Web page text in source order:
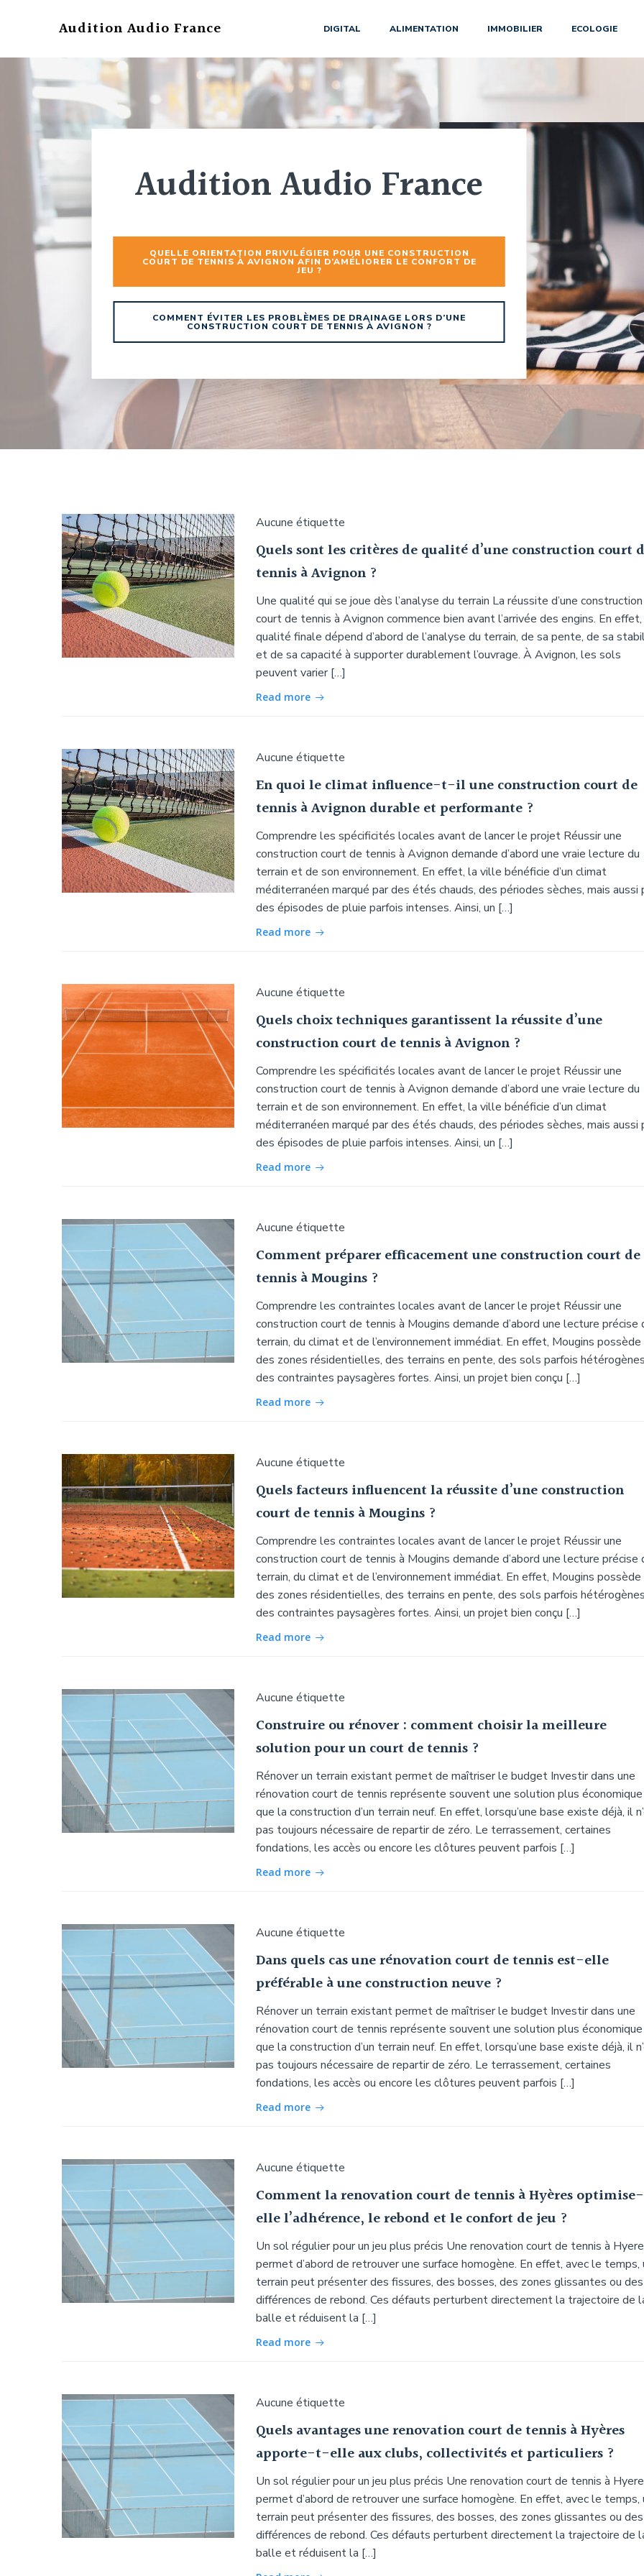
Audition Audio France DIGITAL ALIMENTATION IMMOBILIER ECOLOGIE
Audition Audio France
QUELLE ORIENTATION PRIVILÉGIER POUR UNE CONSTRUCTION
COURT DE TENNIS À AVIGNON AFIN D’AMÉLIORER LE CONFORT DE
JEU ?
COMMENT ÉVITER LES PROBLÈMES DE DRAINAGE LORS D’UNE
CONSTRUCTION COURT DE TENNIS À AVIGNON ?
Aucune étiquette
Quels sont les critères de qualité d’une construction court
tennis à Avignon ?
Une qualité qui se joue dès l’analyse du terrain La réussite d’une construction
court de tennis à Avignon commence bien avant l’arrivée des engins. En
qualité finale dépend d’abord de l’analyse du terrain, de sa pente, de sa
et de sa capacité à supporter durablement l’ouvrage. À Avignon, les sols
peuvent varier […]
Read more
Aucune étiquette
En quoi le climat influence-t-il une construction court de
tennis à Avignon durable et performante ?
Comprendre les spécificités locales avant de lancer le projet Réussir une
construction court de tennis à Avignon demande d’abord une vraie lecture du
terrain et de son environnement. En effet, la ville bénéficie d’un climat
méditerranéen marqué par des étés chauds, des périodes sèches, mais aussi
des épisodes de pluie parfois intenses. Ainsi, un […]
Read more
Aucune étiquette
Quels choix techniques garantissent la réussite d’une
construction court de tennis à Avignon ?
Comprendre les spécificités locales avant de lancer le projet Réussir une
construction court de tennis à Avignon demande d’abord une vraie lecture du
terrain et de son environnement. En effet, la ville bénéficie d’un climat
méditerranéen marqué par des étés chauds, des périodes sèches, mais aussi
des épisodes de pluie parfois intenses. Ainsi, un […]
Read more
Aucune étiquette
Comment préparer efficacement une construction court de
tennis à Mougins ?
Comprendre les contraintes locales avant de lancer le projet Réussir une
construction court de tennis à Mougins demande d’abord une lecture précise
terrain, du climat et de l’environnement immédiat. En effet, Mougins possède
des zones résidentielles, des terrains en pente, des sols parfois
des contraintes paysagères fortes. Ainsi, un projet bien conçu […]
Read more
Aucune étiquette
Quels facteurs influencent la réussite d’une construction
court de tennis à Mougins ?
Comprendre les contraintes locales avant de lancer le projet Réussir une
construction court de tennis à Mougins demande d’abord une lecture précise
terrain, du climat et de l’environnement immédiat. En effet, Mougins possède
des zones résidentielles, des terrains en pente, des sols parfois
des contraintes paysagères fortes. Ainsi, un projet bien conçu […]
Read more
Aucune étiquette
Construire ou rénover : comment choisir la meilleure
solution pour un court de tennis ?
Rénover un terrain existant permet de maîtriser le budget Investir dans une
rénovation court de tennis représente souvent une solution plus économique
que la construction d’un terrain neuf. En effet, lorsqu’une base existe déjà, il
pas toujours nécessaire de repartir de zéro. Le terrassement, certaines
fondations, les accès ou encore les clôtures peuvent parfois […]
Read more
Aucune étiquette
Dans quels cas une rénovation court de tennis est-elle
préférable à une construction neuve ?
Rénover un terrain existant permet de maîtriser le budget Investir dans une
rénovation court de tennis représente souvent une solution plus économique
que la construction d’un terrain neuf. En effet, lorsqu’une base existe déjà, il
pas toujours nécessaire de repartir de zéro. Le terrassement, certaines
fondations, les accès ou encore les clôtures peuvent parfois […]
Read more
Aucune étiquette
Comment la renovation court de tennis à Hyères
elle l’adhérence, le rebond et le confort de jeu ?
Un sol régulier pour un jeu plus précis Une renovation court de tennis à
permet d’abord de retrouver une surface homogène. En effet, avec le temps,
terrain peut présenter des fissures, des bosses, des zones glissantes ou des
différences de rebond. Ces défauts perturbent directement la trajectoire de
balle et réduisent la […]
Read more
Aucune étiquette
Quels avantages une renovation court de tennis à Hyères
apporte-t-elle aux clubs, collectivités et particuliers ?
Un sol régulier pour un jeu plus précis Une renovation court de tennis à
permet d’abord de retrouver une surface homogène. En effet, avec le temps,
terrain peut présenter des fissures, des bosses, des zones glissantes ou des
différences de rebond. Ces défauts perturbent directement la trajectoire de
balle et réduisent la […]